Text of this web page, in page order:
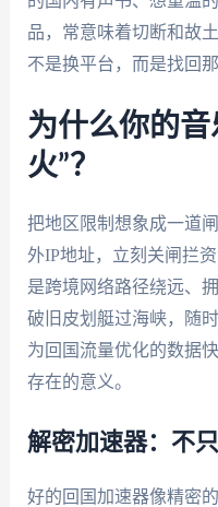
品，常意味着切断和故
不是换平台，而是找回
为什么你的
火”？
把地区限制想象成一道
外IP地址，立刻关闸拦
是跨境网络路径绕远、
破旧皮划艇过海峡，随
为回国流量优化的数据
存在的意义。
解密加速器：不
好的回国加速器像精密